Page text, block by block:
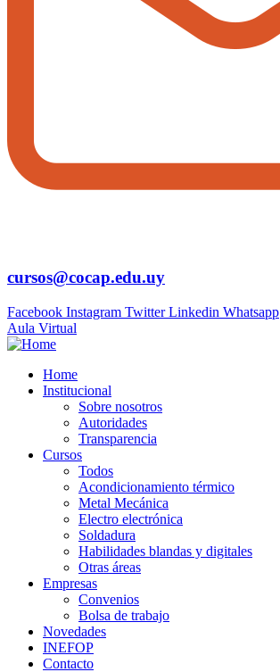
cursos@cocap.edu.uy
Facebook Instagram Twitter Linkedin Whatsapp
Aula Virtual
Home
Institucional
Sobre nosotros
Autoridades
Transparencia
Cursos
Todos
Acondicionamiento térmico
Metal Mecánica
Electro electrónica
Soldadura
Habilidades blandas y digitales
Otras áreas
Empresas
Convenios
Bolsa de trabajo
Novedades
INEFOP
Contacto